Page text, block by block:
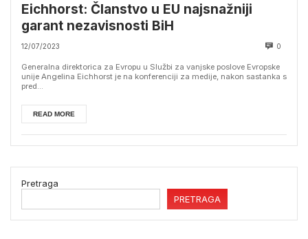
Eichhorst: Članstvo u EU najsnažniji
garant nezavisnosti BiH
12/07/2023 0
Generalna direktorica za Evropu u Službi za vanjske poslove Evropske
unije Angelina Eichhorst je na konferenciji za medije, nakon sastanka s
pred...
READ MORE
Pretraga
PRETRAGA